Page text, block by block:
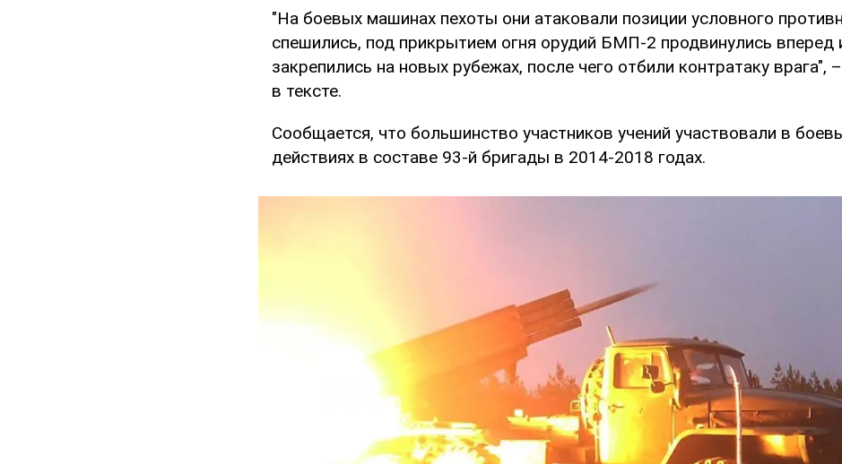
"На боевых машинах пехоты они атаковали позиции условного
спешились, под прикрытием огня орудий БМП-2 продвинулись вперед
закрепились на новых рубежах, после чего отбили контратаку врага",
в тексте.
Сообщается, что большинство участников учений участвовали в
действиях в составе 93-й бригады в 2014-2018 годах.